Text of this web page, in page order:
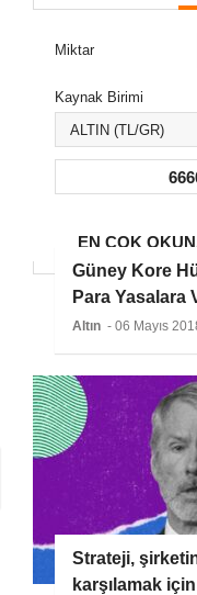
Miktar
Kaynak Birimi
EN ÇOK
Güney Kore
Para Yasalara
Getireceğini
Altın - 06 Mayıs
Strateji,
karşılamak için